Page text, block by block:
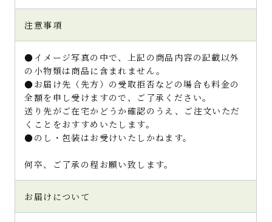
注意事項
●イメージ写真の中で、上記の商品内容の記載以外
の小物類は商品に含まれません。
●お届け先（先方）の受取拒否などの場合も料金の
全額を申し受けますので、ご了承ください。
送り先がご在宅かどうか確認のうえ、ご注文いただ
くことをおすすめいたします。
●のし・包装はお受けいたしかねます。
何卒、ご了承の程お願い致します。
お届けについて